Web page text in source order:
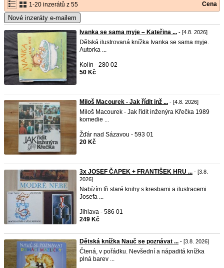
1-20 inzerátů z 55 Cena
Nové inzeráty e-mailem
Ivanka se sama myje – Kateřina ... - [4.8. 2026]
Dětská ilustrovaná knížka Ivanka se sama myje.
Autorka ...
Kolín - 280 02
50 Kč
Miloš Macourek - Jak řídit inž ... - [4.8. 2026]
Miloš Macourek - Jak řídit inženýra Křečka 1989
komedie ...
Žďár nad Sázavou - 593 01
20 Kč
3x JOSEF ČAPEK + FRANTIŠEK HRU ... - [3.8.
2026]
Nabízím tři staré knihy s kresbami a ilustracemi
Josefa ...
Jihlava - 586 01
249 Kč
Dětská knížka Nauč se poznávat ... - [3.8. 2026]
Čtená, v pořádku. Nevšední a nápaditá knížka
plná barev ...